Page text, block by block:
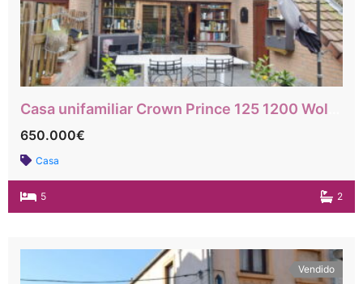
650.000€
Casa
5 2
Vendido